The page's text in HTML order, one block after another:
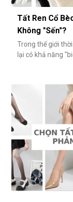
Tất Ren Cổ
Không "Sến"?
Trong thế giới
lại có khả năng
mác "sến súa"